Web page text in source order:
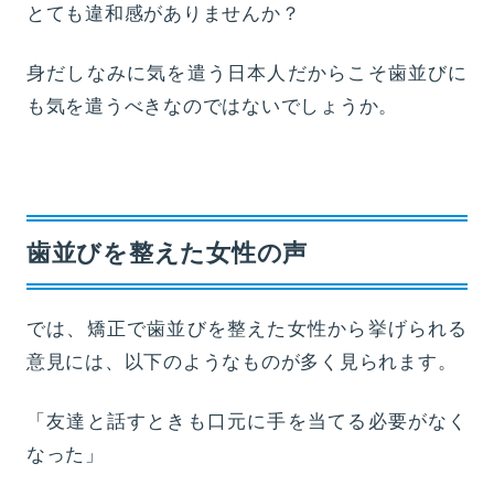
とても違和感がありませんか？
身だしなみに気を遣う日本人だからこそ歯並びに
も気を遣うべきなのではないでしょうか。
歯並びを整えた女性の声
では、矯正で歯並びを整えた女性から挙げられる
意見には、以下のようなものが多く見られます。
「友達と話すときも口元に手を当てる必要がなく
なった」